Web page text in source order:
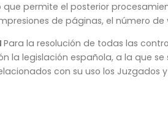
permite el posterior
de páginas, el número
Para la resolución de todas las
la legislación española, a la que
con su uso los Juzgados